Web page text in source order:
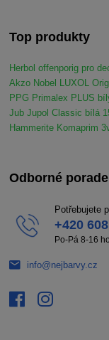
Top produkty
Herbol offenporig pro
Akzo Nobel LUXOL
PPG Primalex PLUS
Jub Jupol Classic bílá
Hammerite Komaprim
Odborné
Potřebujete
+420
Po-Pá 8-16
info@nejbarvy.cz